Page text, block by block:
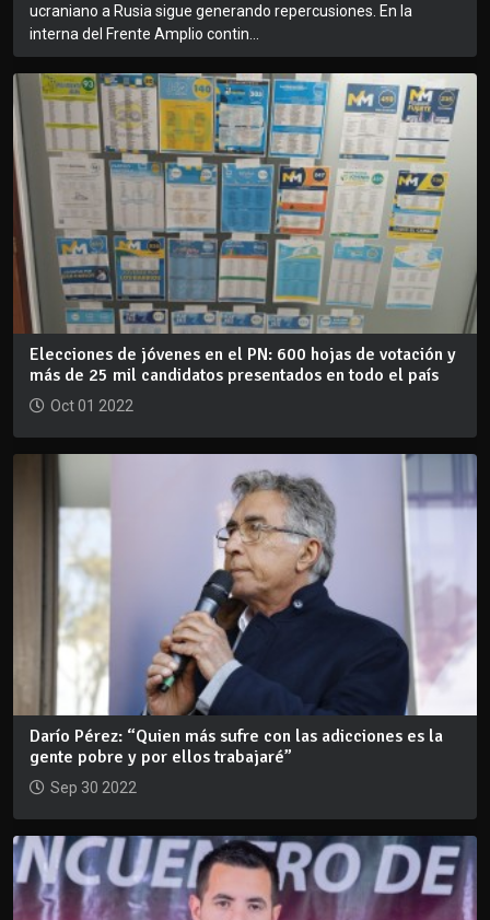
ucraniano a Rusia sigue generando repercusiones. En la
interna del Frente Amplio contin...
Elecciones de jóvenes en el PN: 600 hojas de votación y
más de 25 mil candidatos presentados en todo el país
Oct 01 2022
Darío Pérez: “Quien más sufre con las adicciones es la
gente pobre y por ellos trabajaré”
Sep 30 2022